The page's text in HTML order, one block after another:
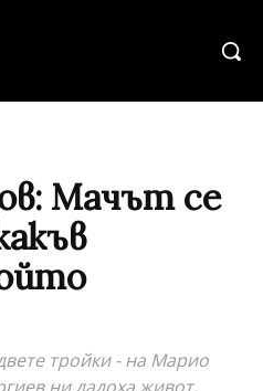
Мачът се
тройки - на Марио